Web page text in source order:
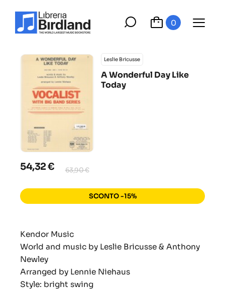
0
Leslie Bricusse
A Wonderful Day Like
Today
54,32 € 63,90 €
SCONTO -15%
Kendor Music
World and music by Leslie Bricusse & Anthony
Newley
Arranged by Lennie Niehaus
Style: bright swing